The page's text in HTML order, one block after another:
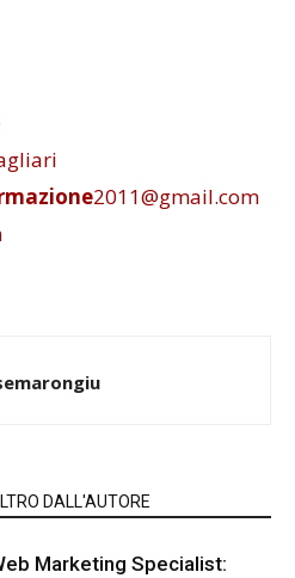
2011@gmail.com
DALL'AUTORE
Marketing Specialist: